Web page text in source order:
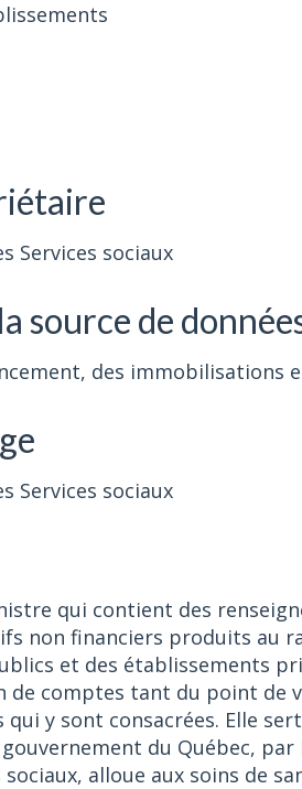
Services sociaux
source de
des immobilisations
Services sociaux
qui contient des
non financiers produits au
et des établissements
de comptes tant du point de
qui y sont consacrées. Elle
du Québec,
alloue aux soins de